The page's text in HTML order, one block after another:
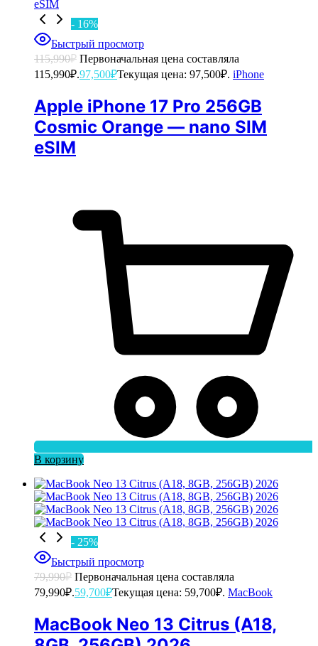
- 16%
Быстрый просмотр
115,990₽ Первоначальная цена составляла
115,990₽.97,500₽Текущая цена: 97,500₽. iPhone
Apple iPhone 17 Pro 256GB
Cosmic Orange — nano SIM
eSIM
В корзину
- 25%
Быстрый просмотр
79,990₽ Первоначальная цена составляла
79,990₽.59,700₽Текущая цена: 59,700₽. MacBook
MacBook Neo 13 Citrus (A18,